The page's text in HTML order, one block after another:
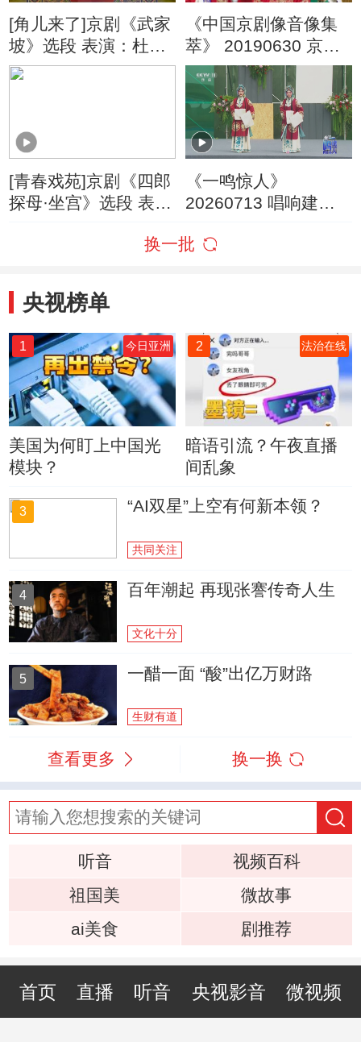
[角儿来了]京剧《武家
坡》选段 表演：杜镇
杰 张慧芳
《中国京剧像音像集
萃》 20190630 京剧
《珠帘寨》 1/2
[青春戏苑]京剧《四郎
探母·坐宫》选段 表
《一鸣惊人》
20260713 唱响建设
换一批
央视榜单
1 今日亚洲
美国为何盯上中国光
模块？
2 法治在线
暗语引流？午夜直播
间乱象
3 “AI双星”上空有何新本领？
共同关注
4 百年潮起 再现张謇传奇人生
文化十分
5 一醋一面 “酸”出亿万财路
生财有道
查看更多 换一换
听音
视频百科
祖国美
微故事
ai美食
剧推荐
首页 直播 听音 央视影音 微视频